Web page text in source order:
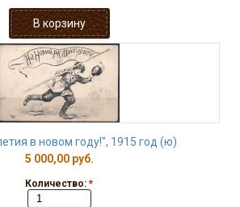
в новом году!", 1915 год (ю)
5 000,00 руб.
Количество: *